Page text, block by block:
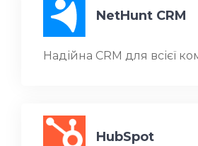
NetHunt CRM
Надійна CRM для всієї
HubSpot